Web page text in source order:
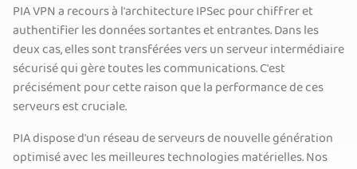
PIA VPN a recours à l'architecture IPSec pour chiffrer et
authentifier les données sortantes et entrantes. Dans les
deux cas, elles sont transférées vers un serveur intermédiaire
sécurisé qui gère toutes les communications. C'est
précisément pour cette raison que la performance de ces
serveurs est cruciale.
PIA dispose d'un réseau de serveurs de nouvelle génération
optimisé avec les meilleures technologies matérielles. Nos